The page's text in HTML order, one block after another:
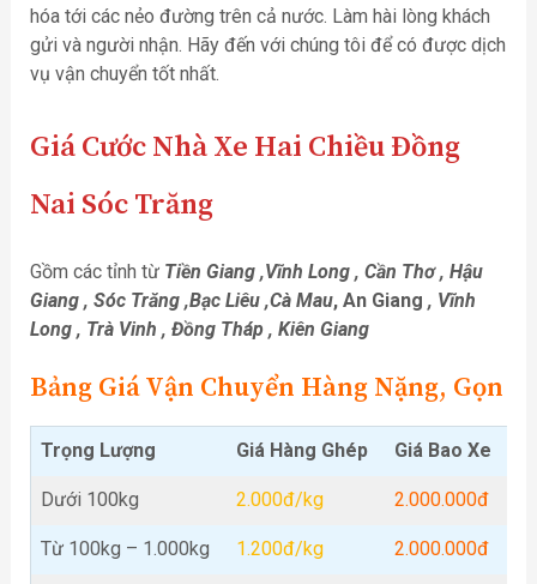
hóa tới các nẻo đường trên cả nước. Làm hài lòng khách
gửi và người nhận. Hãy đến với chúng tôi để có được dịch
vụ vận chuyển tốt nhất.
Giá Cước Nhà Xe Hai Chiều Đồng
Nai Sóc Trăng
Gồm các tỉnh từ Tiền Giang ,Vĩnh Long , Cần Thơ , Hậu
Giang , Sóc Trăng ,Bạc Liêu ,Cà Mau, An Giang , Vĩnh
Long , Trà Vinh , Đồng Tháp , Kiên Giang
Bảng Giá Vận Chuyển Hàng Nặng, Gọn
Trọng Lượng Giá Hàng Ghép Giá Bao Xe
Dưới 100kg 2.000đ/kg 2.000.000đ
Từ 100kg – 1.000kg 1.200đ/kg 2.000.000đ